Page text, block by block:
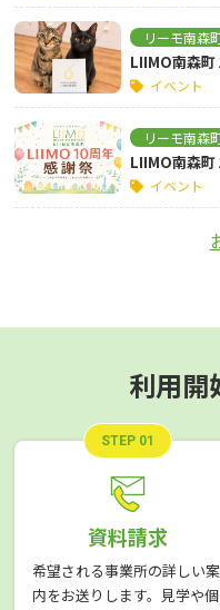
リーモ南森
LIIMO南森町
イベント
リーモ南森
LIIMO南森町
イベント
利用開
STEP 01
資料請求
希望される事業所の詳しい案
内をお送りします。見学や個